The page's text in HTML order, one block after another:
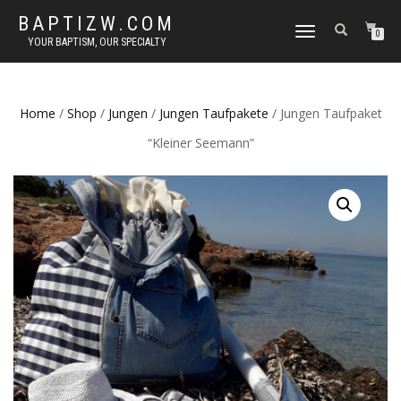
BAPTIZW.COM
YOUR BAPTISM, OUR SPECIALTY
TOGGLE
0
Home / Shop / Jungen / Jungen Taufpakete / Jungen Taufpaket
“Kleiner Seemann”